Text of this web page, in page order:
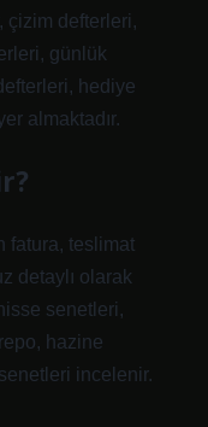
çizim defterleri,
günlük
hediye
almaktadır.
fatura, teslimat
detaylı olarak
senetleri,
hazine
incelenir.